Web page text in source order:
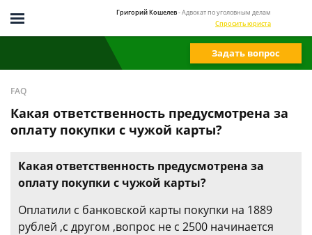
Григорий Кошелев- Адвокат по уголовным делам
Спросить юриста
Задать вопрос
FAQ
Какая ответственность предусмотрена за
оплату покупки с чужой карты?
Какая ответственность предусмотрена за
оплату покупки с чужой карты?
Оплатили с банковской карты покупки на 1889
рублей ,с другом ,вопрос не с 2500 начинается